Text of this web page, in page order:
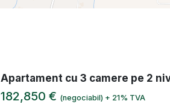
Apartament cu 3 camere pe 2
182,850 € (negociabil) + 21% TVA